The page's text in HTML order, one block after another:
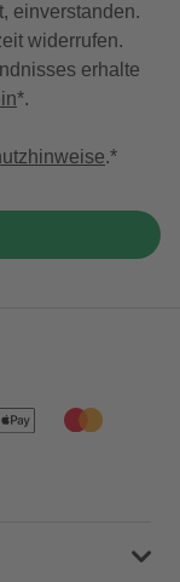
einverstanden.
widerrufen.
erhalte
*.
.